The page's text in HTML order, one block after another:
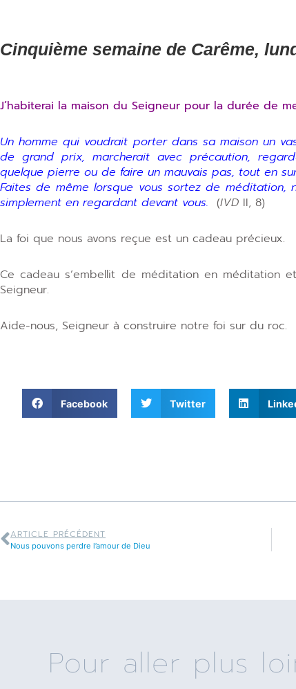
Cinquième semaine de Carême,
J’habiterai la maison du Seigneur pour la durée de
Un homme qui voudrait porter dans sa maison un
de grand prix, marcherait avec précaution,
quelque pierre ou de faire un mauvais pas, tout en
Faites de même lorsque vous sortez de
simplement en regardant devant vous. (IVD II, 8)
La foi que nous avons reçue est un cadeau précieux.
Ce cadeau s’embellit de méditation en
Seigneur.
Aide-nous, Seigneur à construire notre foi sur du roc.
Facebook Twitter
ARTICLE PRÉCÉDENT
Nous pouvons perdre l’amour de Dieu
Pour aller plus